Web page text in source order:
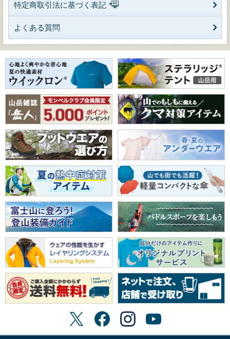
特定商取引法に基づく表記
よくある質問